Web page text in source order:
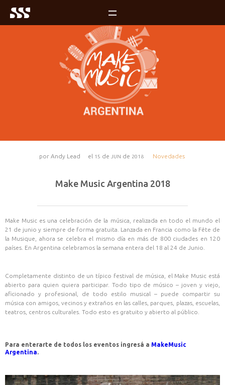
por Andy Lead el 15 de JUN de 2018 Novedades
Make Music Argentina 2018
Make Music es una celebración de la música, realizada en todo el mundo el
21 de junio y siempre de forma gratuita. Lanzada en Francia como la Fête de
la Musique, ahora se celebra el mismo día en más de 800 ciudades en 120
países. En Argentina celebramos la semana entera del 18 al 24 de Junio.
Completamente distinto de un típico festival de música, el Make Music está
abierto para quien quiera participar. Todo tipo de músico – joven y viejo,
aficionado y profesional, de todo estilo musical – puede compartir su
música con amigos, vecinos y extraños en las calles, parques, plazas, escuelas,
teatros, centros culturales. Todo esto es gratuito y abierto al público.
Para enterarte de todos los eventos ingresá a MakeMusic
Argentina.